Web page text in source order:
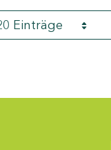
Einträge